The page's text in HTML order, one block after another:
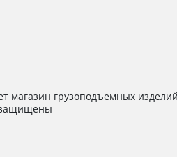
магазин грузоподъемных
защищены